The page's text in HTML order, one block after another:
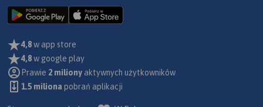
4,8w app store
4,8w google play
Prawie 2 miliony aktywnych użytkowników
1.5 miliona pobrań aplikacji